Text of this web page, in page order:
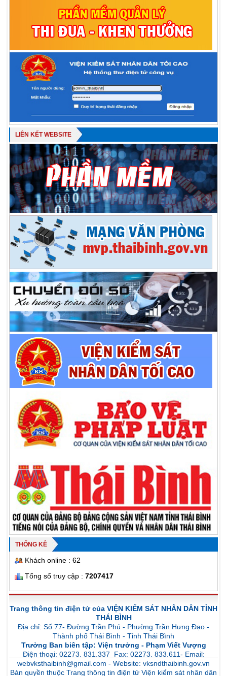
LIÊN KẾT WEBSITE
THỐNG KÊ
Khách online : 62
Tổng số truy cập : 7207417
Trang thông tin điện tử của VIỆN KIỂM SÁT NHÂN DÂN TỈNH
THÁI BÌNH
Địa chỉ: Số 77- Đường Trần Phú - Phường Trần Hưng Đạo -
Thành phố Thái Bình - Tỉnh Thái Bình
Trưởng Ban biên tập: Viện trưởng - Phạm Viết Vượng
Điện thoại: 02273. 831.337 Fax: 02273. 833.611- Email:
webvksthaibinh@gmail.com - Website: vksndthaibinh.gov.vn
Bản quyền thuộc Trang thông tin điện tử Viện kiểm sát nhân dân